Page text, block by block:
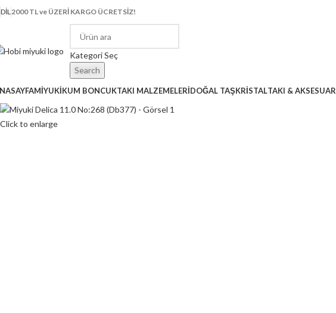
DIL2000 TL ve ÜZERİ KARGO ÜCRETSİZ!
Kategori Seç
Search
MİYUKİKUM BONCUKTAKI MALZEMELERİDOĞAL TAŞKRİSTALTAKI & AKSESUAR
Click to enlarge